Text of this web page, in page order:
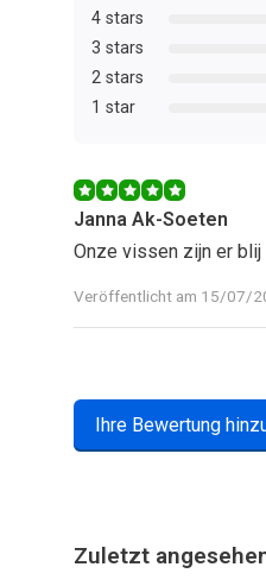
4 stars
3 stars
2 stars
1 star
Janna Ak-Soeten
Onze vissen zijn er blij
Veröffentlicht am 15/07/
Ihre Bewertung
Zuletzt